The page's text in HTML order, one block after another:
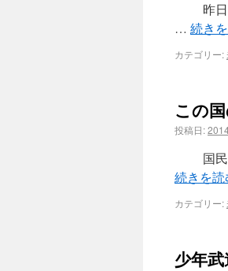
昨日は
… 続き
カテゴリー:
この
投稿日:
国民は
続きを読
カテゴリー:
少年